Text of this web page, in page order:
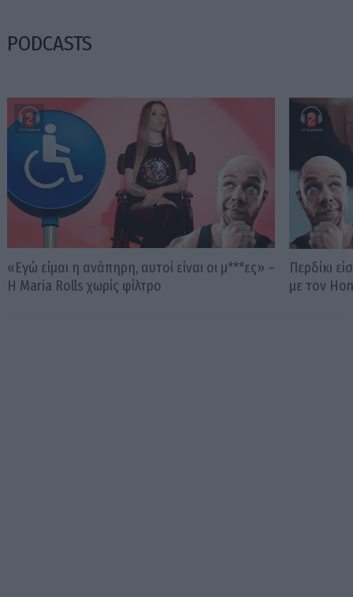
PODCASTS
«Εγώ είμαι η ανάπηρη, αυτοί είναι οι μ***ες» –
Η Maria Rolls χωρίς φίλτρο
Περδίκι
με τον